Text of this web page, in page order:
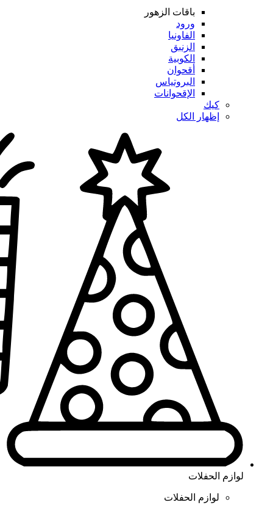
باقات الزهور
ورود
الفاونيا
الزنبق
الكوبية
أقحوان
البروتياس
الإقحوانات
كيك
إظهار الكل
لوازم الحفلات
لوازم الحفلات